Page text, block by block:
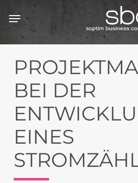
Skip
to
main
Menu
BEI DER
EINES
Menu